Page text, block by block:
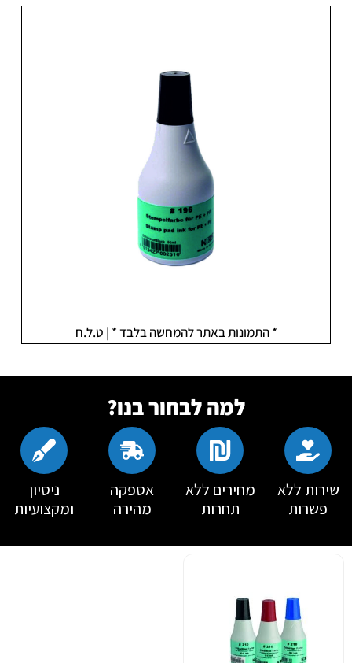
* התמונות באתר להמחשה בלבד * | ט.ל.ח
למה לבחור בנו?
שירות ללא
פשרות
מחירים ללא
תחרות
אספקה
מהירה
ניסיון
ומקצועיות